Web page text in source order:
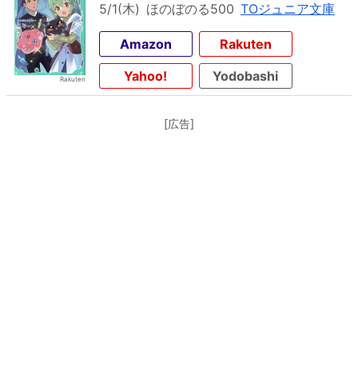
5/1(木) ほのぼのる500 TOジュニア文庫
Amazon
Rakuten
Yahoo!
Yodobashi
[広告]